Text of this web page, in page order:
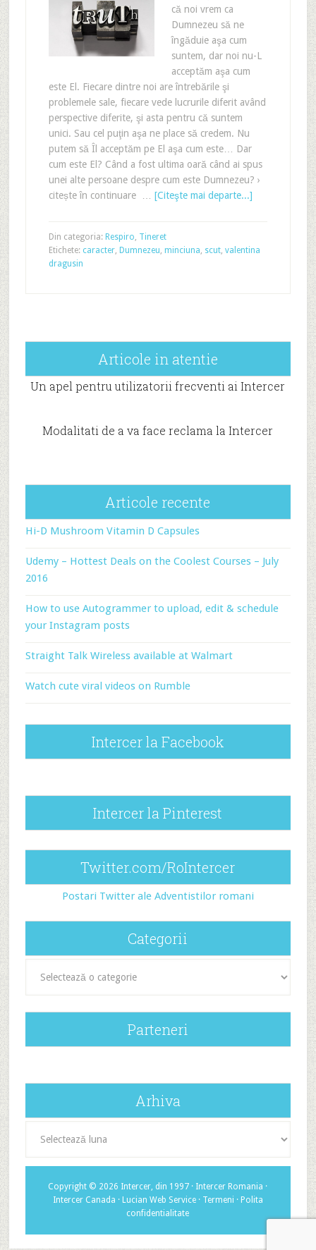
că noi vrem ca
Dumnezeu să ne
îngăduie aşa cum
suntem, dar noi nu-L
acceptăm aşa cum
este El. Fiecare dintre noi are întrebările şi
problemele sale, fiecare vede lucrurile diferit având
perspective diferite, şi asta pentru că suntem
unici. Sau cel puţin aşa ne place să credem. Nu
putem să Îl acceptăm pe El aşa cum este… Dar
cum este El? Când a fost ultima oară când ai spus
unei alte persoane despre cum este Dumnezeu? ›
citește în continuare … [Citeşte mai departe...]
Din categoria: Respiro, Tineret
Etichete: caracter, Dumnezeu, minciuna, scut, valentina
dragusin
Articole in atentie
Un apel pentru utilizatorii frecventi ai Intercer
Modalitati de a va face reclama la Intercer
Articole recente
Hi-D Mushroom Vitamin D Capsules
Udemy – Hottest Deals on the Coolest Courses – July
2016
How to use Autogrammer to upload, edit & schedule
your Instagram posts
Straight Talk Wireless available at Walmart
Watch cute viral videos on Rumble
Intercer la Facebook
Intercer la Pinterest
Twitter.com/RoIntercer
Postari Twitter ale Adventistilor romani
Categorii
Parteneri
Arhiva
Copyright © 2026 Intercer, din 1997 · Intercer Romania ·
Intercer Canada · Lucian Web Service· Termeni · Polita
confidentialitate